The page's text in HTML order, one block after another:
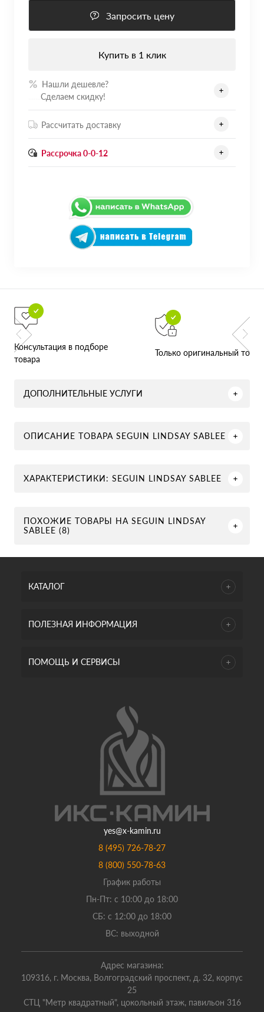
Запросить цену
Купить в 1 клик
Нашли дешевле?
Сделаем скидку!
Рассчитать доставку
Рассрочка 0-0-12
Консультация в подборе
товара
Только оригинальный товар
ДОПОЛНИТЕЛЬНЫЕ УСЛУГИ
ОПИСАНИЕ ТОВАРА SEGUIN LINDSAY SABLEE
ХАРАКТЕРИСТИКИ: SEGUIN LINDSAY SABLEE
ПОХОЖИЕ ТОВАРЫ НА SEGUIN LINDSAY
SABLEE (8)
КАТАЛОГ
ПОЛЕЗНАЯ ИНФОРМАЦИЯ
ПОМОЩЬ И СЕРВИСЫ
yes@x-kamin.ru
8 (495) 726-78-27
8 (800) 550-78-63
График работы
Пн-Пт: с 10:00 до 18:00
СБ: с 12:00 до 18:00
ВС: выходной
Адрес магазина:
109316, г. Москва, Волгоградский проспект, д. 32, корпус
25
СТЦ "Метр квадратный", цокольный этаж, павильон 316